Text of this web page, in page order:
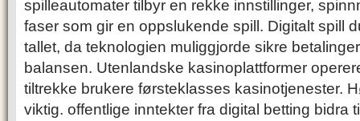
spilleautomater tilbyr en rekke innstillinger,
faser som gir en oppslukende spill. Digitalt spill
tallet, da teknologien muliggjorde sikre
balansen. Utenlandske kasinoplattformer
tiltrekke brukere førsteklasses kasinotjenester.
viktig. offentlige inntekter fra digital betting bidra